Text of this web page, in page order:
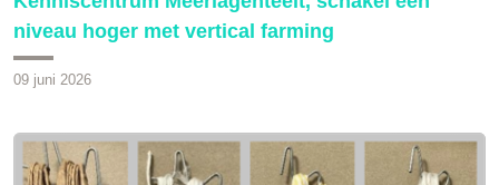
niveau hoger met vertical farming
09 juni 2026